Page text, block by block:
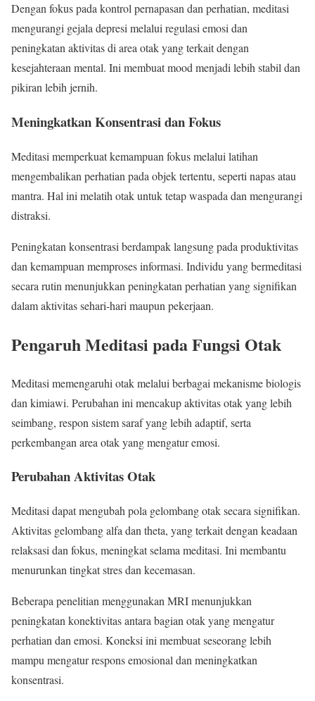
Dengan fokus pada kontrol pernapasan dan perhatian, meditasi
mengurangi gejala depresi melalui regulasi emosi dan
peningkatan aktivitas di area otak yang terkait dengan
kesejahteraan mental. Ini membuat mood menjadi lebih stabil dan
pikiran lebih jernih.
Meningkatkan Konsentrasi dan Fokus
Meditasi memperkuat kemampuan fokus melalui latihan
mengembalikan perhatian pada objek tertentu, seperti napas atau
mantra. Hal ini melatih otak untuk tetap waspada dan mengurangi
distraksi.
Peningkatan konsentrasi berdampak langsung pada produktivitas
dan kemampuan memproses informasi. Individu yang bermeditasi
secara rutin menunjukkan peningkatan perhatian yang signifikan
dalam aktivitas sehari-hari maupun pekerjaan.
Pengaruh Meditasi pada Fungsi Otak
Meditasi memengaruhi otak melalui berbagai mekanisme biologis
dan kimiawi. Perubahan ini mencakup aktivitas otak yang lebih
seimbang, respon sistem saraf yang lebih adaptif, serta
perkembangan area otak yang mengatur emosi.
Perubahan Aktivitas Otak
Meditasi dapat mengubah pola gelombang otak secara signifikan.
Aktivitas gelombang alfa dan theta, yang terkait dengan keadaan
relaksasi dan fokus, meningkat selama meditasi. Ini membantu
menurunkan tingkat stres dan kecemasan.
Beberapa penelitian menggunakan MRI menunjukkan
peningkatan konektivitas antara bagian otak yang mengatur
perhatian dan emosi. Koneksi ini membuat seseorang lebih
mampu mengatur respons emosional dan meningkatkan
konsentrasi.